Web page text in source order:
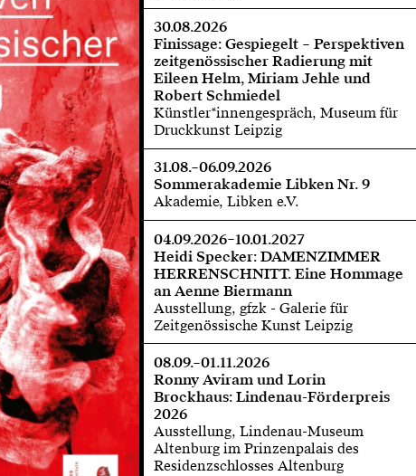
30.08.2026
Finissage: Gespiegelt – Perspektiven
zeitgenössischer Radierung mit
Eileen Helm, Miriam Jehle und
Robert Schmiedel
Künstler*innengespräch, Museum für
Druckkunst Leipzig
31.08.–06.09.2026
Sommerakademie Libken Nr. 9
Akademie, Libken e.V.
04.09.2026–10.01.2027
Heidi Specker: DAMENZIMMER
HERRENSCHNITT. Eine Hommage
an Aenne Biermann
Ausstellung, gfzk - Galerie für
Zeitgenössische Kunst Leipzig
08.09.–01.11.2026
Ronny Aviram und Lorin
Brockhaus: Lindenau-Förderpreis
2026
Ausstellung, Lindenau-Museum
Altenburg im Prinzenpalais des
Residenzschlosses Altenburg